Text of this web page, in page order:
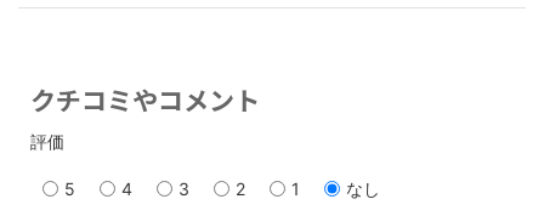
クチコミやコメント
評価
5 4 3 2 1 なし